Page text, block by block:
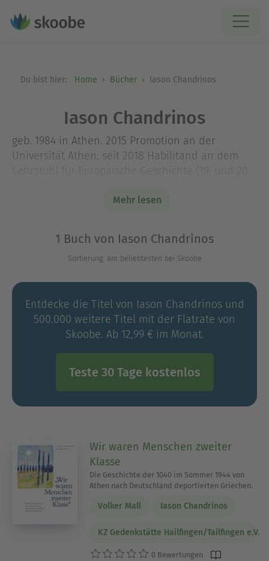
Du bist hier: Home Bücher Iason Chandrinos
Iason Chandrinos
geb. 1984 in Athen. 2015 Promotion an der
Universität Athen, seit 2018 Habilitand an dem
Habilitationsthema befasst sich mit der
Zwangsarbeiter im Dritten Reich. Jahrelang wiss.
Mitarbeiter am Jüdischen Museum Griechenlands
Mehr lesen
1 Buch von Iason Chandrinos
Sortierung: am beliebtesten bei Skoobe
Entdecke die Titel von Iason Chandrinos und
500.000 weitere Titel mit der Flatrate von
Skoobe. Ab 12,99 € im Monat.
Teste 30 Tage kostenlos
Wir waren Menschen zweiter
Klasse
Die Geschichte der 1040 im Sommer 1944 von
Athen nach Deutschland deportierten Griechen.
Volker Mall Iason Chandrinos
KZ Gedenkstätte Hailfingen/Tailfingen e.V.
0 Bewertungen